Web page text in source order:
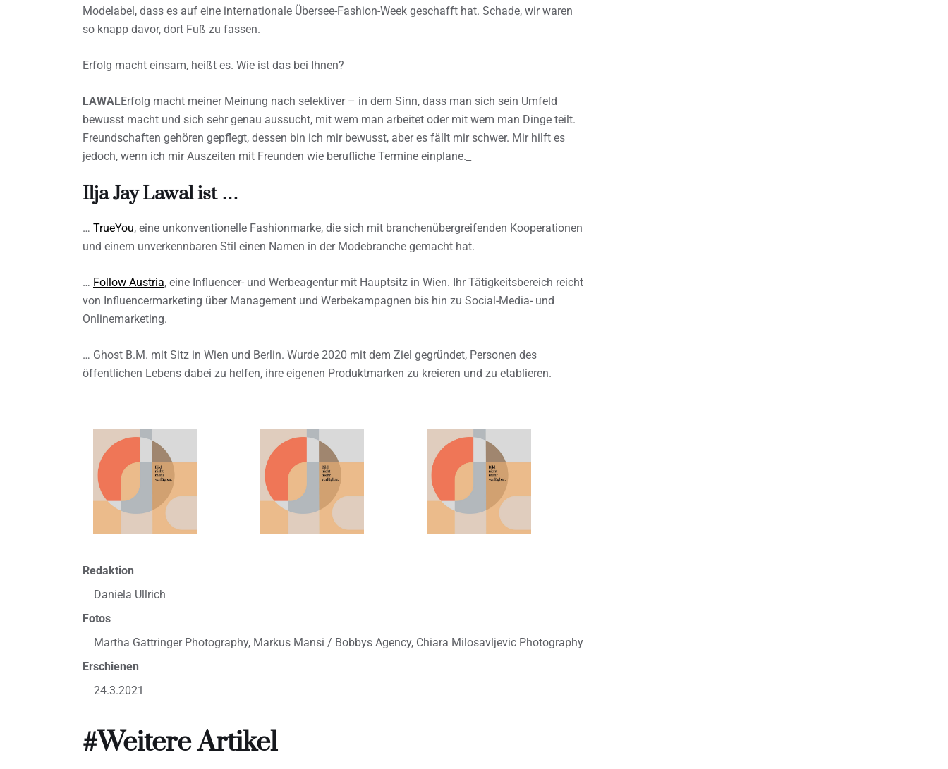
Modelabel, dass es auf eine internationale Übersee-Fashion-Week geschafft hat. Schade, wir waren
so knapp davor, dort Fuß zu fassen.
Erfolg macht einsam, heißt es. Wie ist das bei Ihnen?
LAWALErfolg macht meiner Meinung nach selektiver – in dem Sinn, dass man sich sein Umfeld
bewusst macht und sich sehr genau aussucht, mit wem man arbeitet oder mit wem man Dinge teilt.
Freundschaften gehören gepflegt, dessen bin ich mir bewusst, aber es fällt mir schwer. Mir hilft es
jedoch, wenn ich mir Auszeiten mit Freunden wie berufliche Termine einplane._
Ilja Jay Lawal ist …
… TrueYou, eine unkonventionelle Fashionmarke, die sich mit branchenübergreifenden Kooperationen
und einem unverkennbaren Stil einen Namen in der Modebranche gemacht hat.
… Follow Austria, eine Influencer- und Werbeagentur mit Hauptsitz in Wien. Ihr Tätigkeitsbereich reicht
von Influencermarketing über Management und Werbekampagnen bis hin zu Social-Media- und
Onlinemarketing.
… Ghost B.M. mit Sitz in Wien und Berlin. Wurde 2020 mit dem Ziel gegründet, Personen des
öffentlichen Lebens dabei zu helfen, ihre eigenen Produktmarken zu kreieren und zu etablieren.
Redaktion
Daniela Ullrich
Fotos
Martha Gattringer Photography, Markus Mansi / Bobbys Agency, Chiara Milosavljevic Photography
Erschienen
24.3.2021
#Weitere Artikel